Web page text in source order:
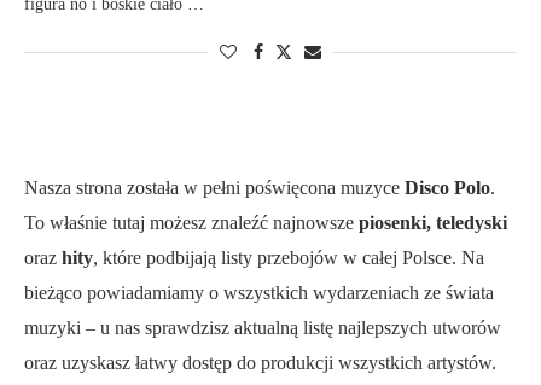
figura no i boskie ciało …
Nasza strona została w pełni poświęcona muzyce Disco Polo.
To właśnie tutaj możesz znaleźć najnowsze piosenki, teledyski
oraz hity, które podbijają listy przebojów w całej Polsce. Na
bieżąco powiadamiamy o wszystkich wydarzeniach ze świata
muzyki – u nas sprawdzisz aktualną listę najlepszych utworów
oraz uzyskasz łatwy dostęp do produkcji wszystkich artystów.